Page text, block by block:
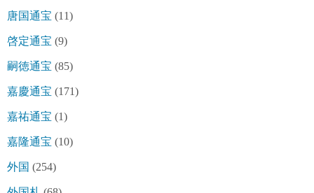
唐国通宝 (11)
啓定通宝 (9)
嗣徳通宝 (85)
嘉慶通宝 (171)
嘉祐通宝 (1)
嘉隆通宝 (10)
外国 (254)